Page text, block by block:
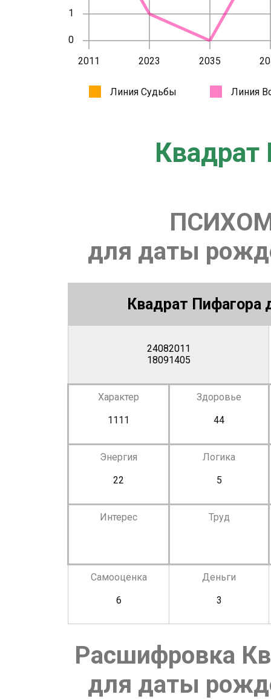
Квадрат
для даты
Квадрат Пифагора
24082011
18091405
Характер
1111
Здоровье
44
Энергия
22
Логика
5
Интерес Труд
Самооценка
6
Деньги
3
Расшифровка
для даты